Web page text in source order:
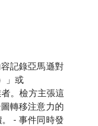
記錄亞馬遜對
」或
。檢方主張這
轉移注意力的
- 事件同時發